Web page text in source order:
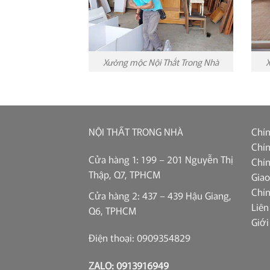
Xưởng mộc Nội Thất Trong Nhà
NỘI THẤT TRONG NHÀ
Cửa hàng 1: 199 – 201 Nguyễn Thị
Thập, Q7, TPHCM
Cửa hàng 2: 437 – 439 Hậu Giang,
Q6, TPHCM
Điện thoại: 0909354829
ZALO: 0913916949